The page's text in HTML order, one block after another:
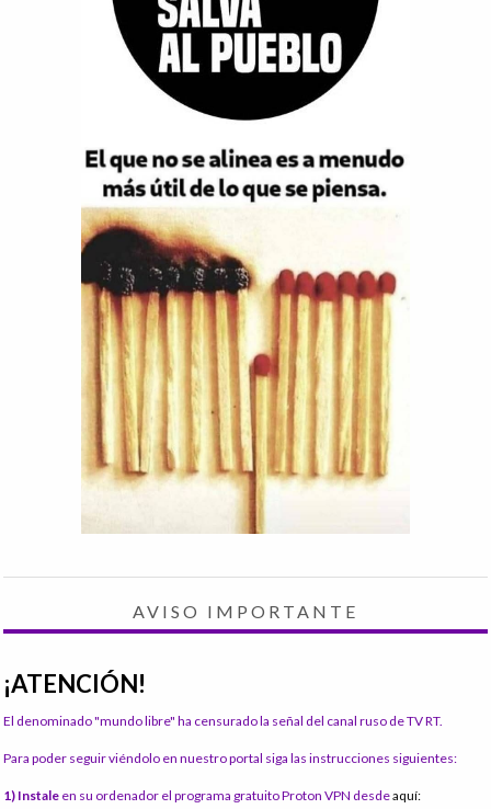
AVISO IMPORTANTE
¡ATENCIÓN!
El denominado "mundo libre" ha censurado la señal del canal ruso de TV RT.
Para poder seguir viéndolo en nuestro portal siga las instrucciones siguientes:
1) Instale en su ordenador el programa gratuito Proton VPN desdeaquí: